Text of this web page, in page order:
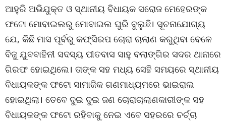
ଆହୁରି ଅଭିଯୁକ୍ତ ଓ ସ୍ଥାନୀୟ ବିଧାୟକ ସରୋଜ ମେହେରଙ୍କ
ଫଟୋ ମୋବାଇଲରୁ ମୋବାଇଲ ଘୁରି ବୁଲୁଛି। ସୂଚନାଯୋଗ୍ୟ
ଯେ, କିଛି ମାସ ପୂର୍ବରୁ କଫ୍‌ସିରପ ଚୋରା ଚାଲାଣ କରୁଥିବା ବେଳେ
ବିଜୁ ଯୁବବାହିନୀ ସଦସ୍ୟ ପୀତବାସ ସାହୁ ବଲାଙ୍ଗିର ସଦର ଥାନାରେ
ଗିରଫ ହୋଇଥିଲେ। ତାଙ୍କ ସହ ମଧ୍ୟ ସେହି ସମୟରେ ସ୍ଥାନୀୟ
ବିଧାୟକଙ୍କ ଫଟୋ ସାମାଜିକ ଗଣମାଧ୍ୟମରେ ଭାଇରାଲ
ହୋଇଥିଲା। ତେବେ ଦୁଇ ଦୁଇ ଜଣ ଚୋରାଚାଲାଣକାରୀଙ୍କ ସହ
ବିଧାୟକଙ୍କ ଫଟୋ ରହିବାକୁ ନେଇ ଏବେ ସହରରେ ଚର୍ଚ୍ଚା